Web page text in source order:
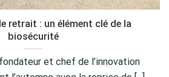
retrait : un élément clé de la
biosécurité
et chef de l’innovation